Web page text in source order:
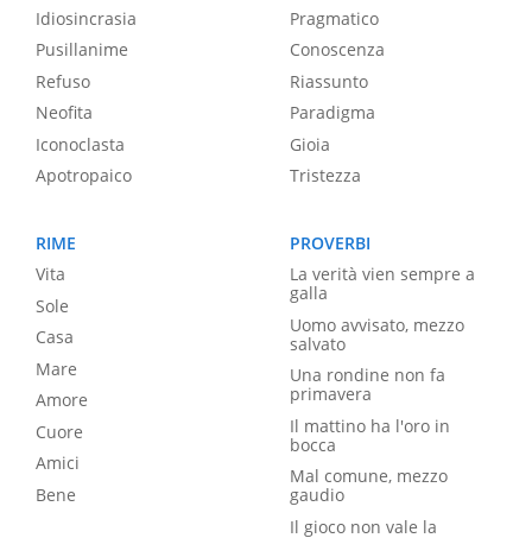
Idiosincrasia
Pusillanime
Refuso
Neofita
Iconoclasta
Apotropaico
Pragmatico
Conoscenza
Riassunto
Paradigma
Gioia
Tristezza
RIME
Vita
Sole
Casa
Mare
Amore
Cuore
Amici
Bene
PROVERBI
La verità vien sempre a
galla
Uomo avvisato, mezzo
salvato
Una rondine non fa
primavera
Il mattino ha l'oro in
bocca
Mal comune, mezzo
gaudio
Il gioco non vale la